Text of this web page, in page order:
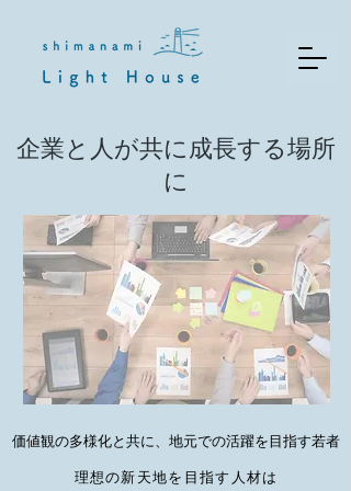
企業と人が共に成長する場所
に
価値観の多様化と共に、地元での活躍を目指す若者
理想の新天地を目指す人材は